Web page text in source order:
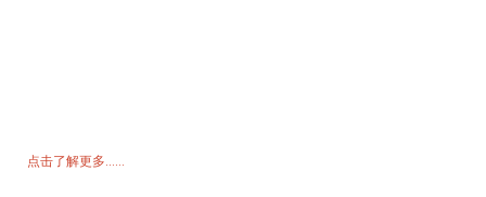
点击了解更多......